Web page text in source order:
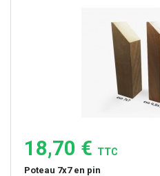
18,70 € TTC
Poteau 7x7 en pin